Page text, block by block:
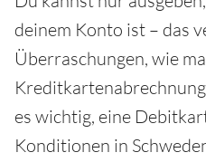
deinem Konto ist – das
Überraschungen, wie
es wichtig, eine
Konditionen in